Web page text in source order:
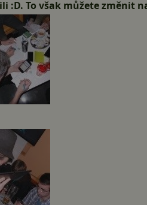
:D. To však můžete